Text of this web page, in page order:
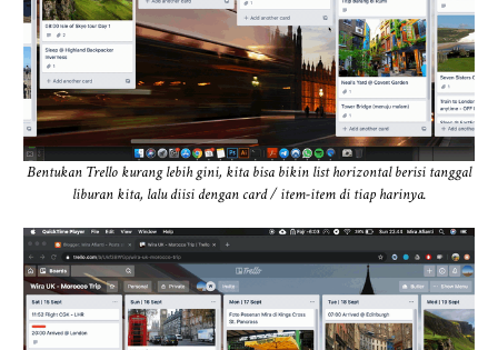
Bentukan Trello kurang lebih gini, kita bisa bikin list horizontal berisi tanggal
liburan kita, lalu diisi dengan card / item-item di tiap harinya.